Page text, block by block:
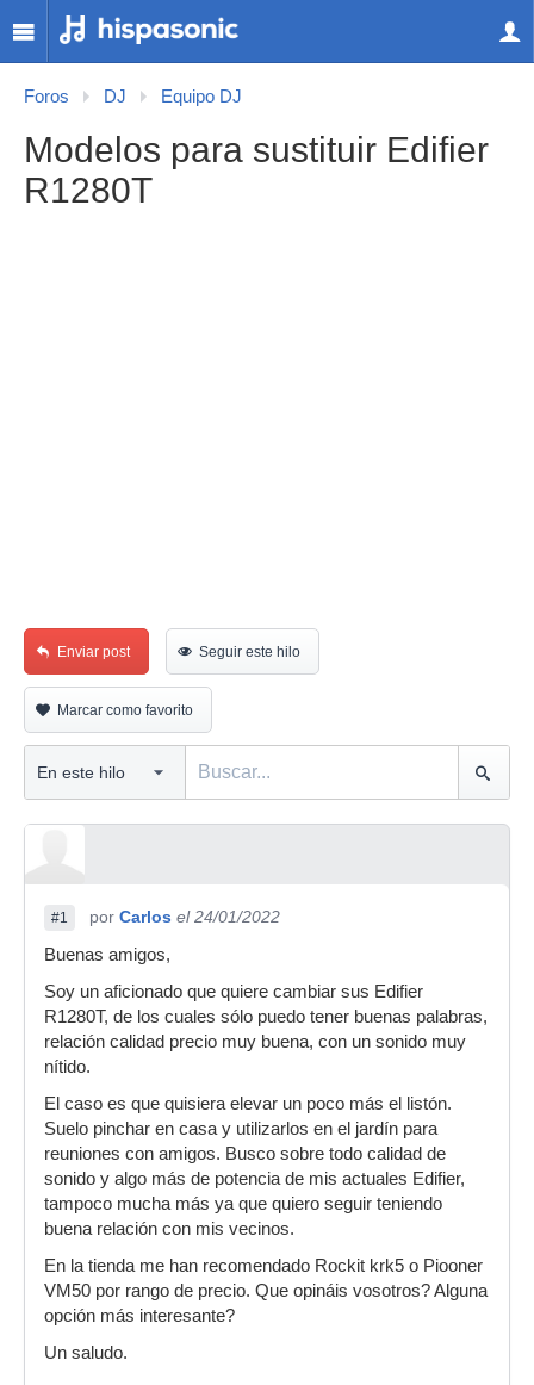
Foros DJ Equipo DJ
Modelos para sustituir Edifier
R1280T
Enviar post Seguir este hilo
Marcar como favorito
#1 por Carlos el 24/01/2022
Buenas amigos,
Soy un aficionado que quiere cambiar sus Edifier
R1280T, de los cuales sólo puedo tener buenas palabras,
relación calidad precio muy buena, con un sonido muy
nítido.
El caso es que quisiera elevar un poco más el listón.
Suelo pinchar en casa y utilizarlos en el jardín para
reuniones con amigos. Busco sobre todo calidad de
sonido y algo más de potencia de mis actuales Edifier,
tampoco mucha más ya que quiero seguir teniendo
buena relación con mis vecinos.
En la tienda me han recomendado Rockit krk5 o Piooner
VM50 por rango de precio. Que opináis vosotros? Alguna
opción más interesante?
Un saludo.